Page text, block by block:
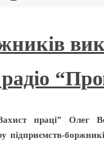
праці” Олег
підприємств-